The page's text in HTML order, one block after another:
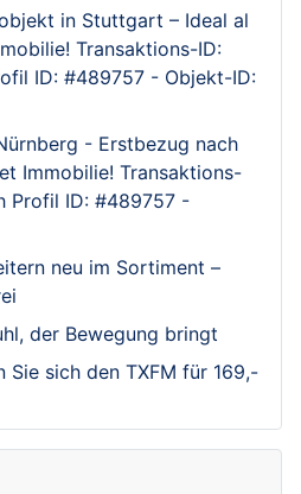
in Stuttgart – Ideal al
Transaktions-ID:
ID: #489757 - Objekt-ID:
- Erstbezug nach
Immobilie! Transaktions-
Profil ID: #489757 -
neu im Sortiment –
der Bewegung bringt
Sie sich den TXFM für 169,-